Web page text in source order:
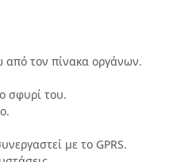
τον πίνακα οργάνων.
σφυρί του.
με το GPRS.